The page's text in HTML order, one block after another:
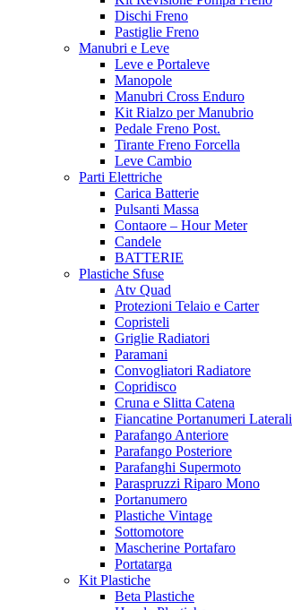
Dischi Freno
Pastiglie Freno
Manubri e Leve
Leve e Portaleve
Manopole
Manubri Cross Enduro
Kit Rialzo per Manubrio
Pedale Freno Post.
Tirante Freno Forcella
Leve Cambio
Parti Elettriche
Carica Batterie
Pulsanti Massa
Contaore – Hour Meter
Candele
BATTERIE
Plastiche Sfuse
Atv Quad
Protezioni Telaio e Carter
Copristeli
Griglie Radiatori
Paramani
Convogliatori Radiatore
Copridisco
Cruna e Slitta Catena
Fiancatine Portanumeri Laterali
Parafango Anteriore
Parafango Posteriore
Parafanghi Supermoto
Paraspruzzi Riparo Mono
Portanumero
Plastiche Vintage
Sottomotore
Mascherine Portafaro
Portatarga
Kit Plastiche
Beta Plastiche